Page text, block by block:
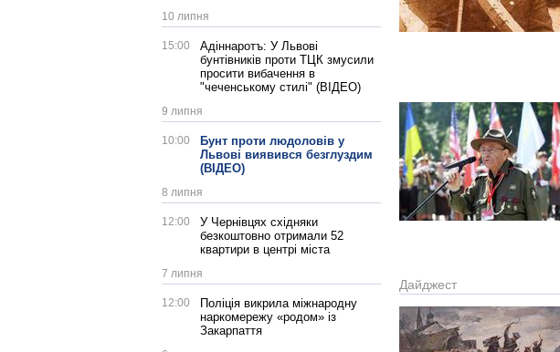
10 липня
15:00
Адіннаротъ: У Львові
бунтівників проти ТЦК змусили
просити вибачення в
"чеченському стилі" (ВІДЕО)
9 липня
10:00
Бунт проти людоловів у
Львові виявився безглуздим
(ВІДЕО)
8 липня
12:00
У Чернівцях східняки
безкоштовно отримали 52
квартири в центрі міста
7 липня
12:00
Поліція викрила міжнародну
наркомережу «родом» із
Закарпаття
Дайджест